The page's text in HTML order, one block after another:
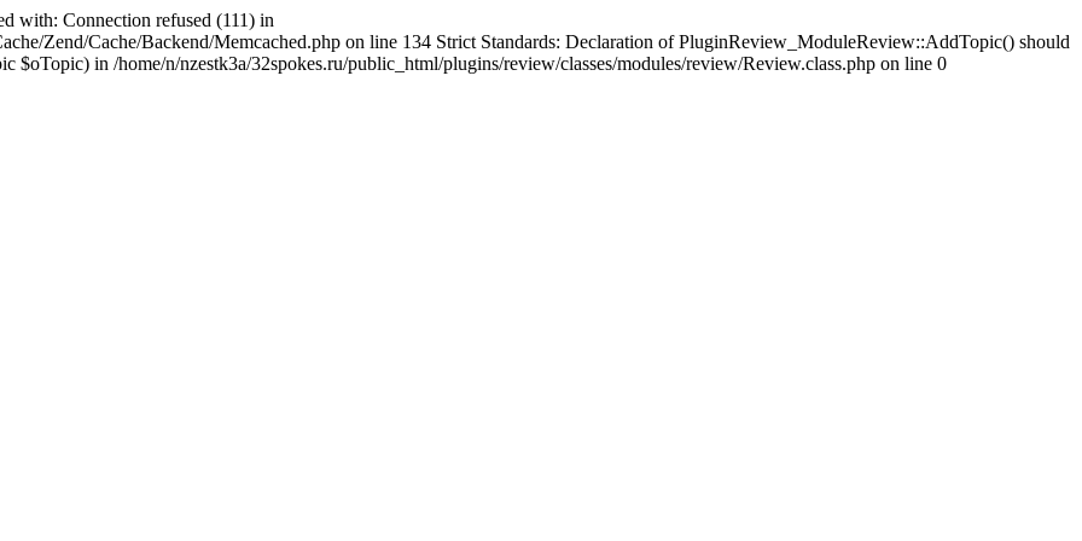
with: Connection refused (111) in
Zend/Cache/Backend/Memcached.php on line 134 Strict Standards: Declaration of PluginReview_ModuleReview::AddTopic() should
in /home/n/nzestk3a/32spokes.ru/public_html/plugins/review/classes/modules/review/Review.class.php on line 0